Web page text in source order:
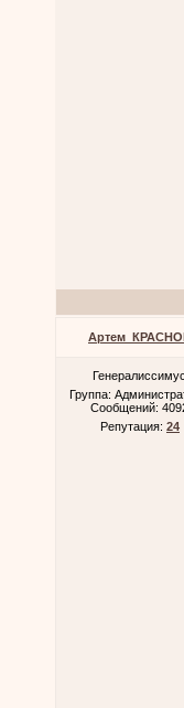
Группа:
Сообщений:
Репутация: 24